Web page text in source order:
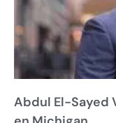
Abdul El-Sayed